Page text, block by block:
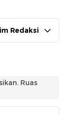
Redaksi
Ruas